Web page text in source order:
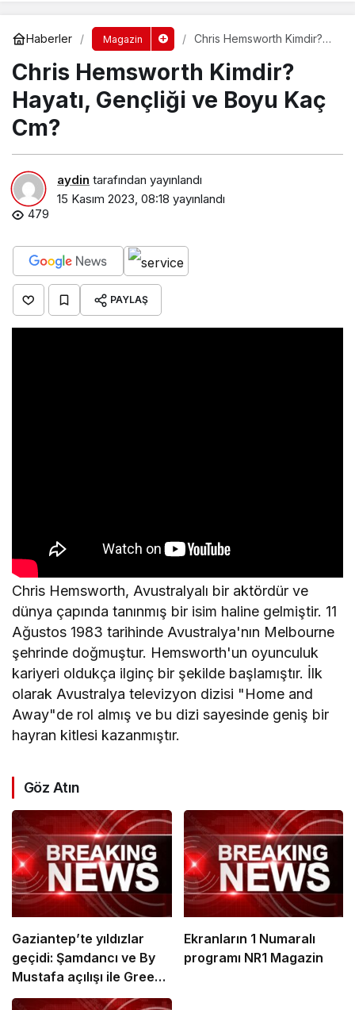
Haberler Magazin
Chris Hemsworth Kimdir?
Kaç Cm?
Chris Hemsworth Kimdir?
Hayatı, Gençliği ve Boyu Kaç
Cm?
aydin tarafından yayınlandı
15 Kasım 2023, 08:18 yayınlandı
479
PAYLAŞ
Chris Hemsworth, Avustralyalı bir aktördür ve
dünya çapında tanınmış bir isim haline gelmiştir. 11
Ağustos 1983 tarihinde Avustralya'nın Melbourne
şehrinde doğmuştur. Hemsworth'un oyunculuk
kariyeri oldukça ilginç bir şekilde başlamıştır. İlk
olarak Avustralya televizyon dizisi "Home and
Away"de rol almış ve bu dizi sayesinde geniş bir
hayran kitlesi kazanmıştır.
Göz Atın
Gaziantep’te yıldızlar
geçidi: Şamdancı ve By
Mustafa açılışı ile Green
Park’ta görkemli gala
Ekranların 1 Numaralı
programı NR1 Magazin